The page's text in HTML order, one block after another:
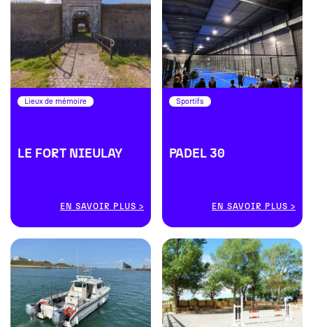
Lieux de mémoire
LE FORT NIEULAY
EN SAVOIR PLUS
Sportifs
PADEL 30
EN SAVOIR PLUS
#
#